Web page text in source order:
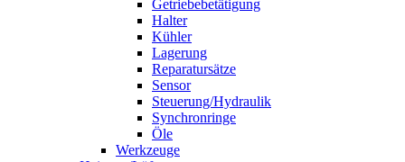
Getriebebetätigung
Halter
Kühler
Lagerung
Reparatursätze
Sensor
Steuerung/Hydraulik
Synchronringe
Öle
Werkzeuge